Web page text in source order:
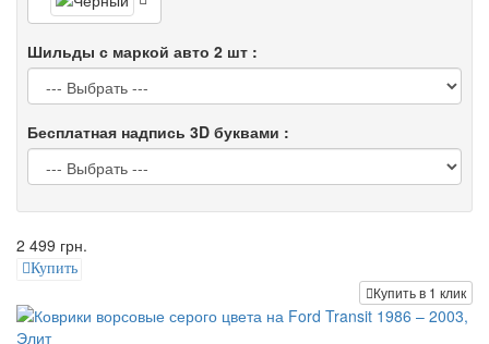
Шильды с маркой авто 2 шт :
Бесплатная надпись 3D буквами :
2 499 грн.
Купить
Купить в 1 клик